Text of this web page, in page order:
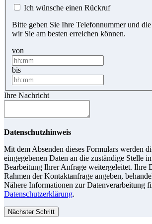
Ich wünsche einen Rückruf
Bitte geben Sie Ihre Telefonnummer und
wir Sie am besten erreichen können.
von
bis
Ihre Nachricht
Datenschutzhinweis
Mit dem Absenden dieses Formulars werden
eingegebenen Daten an die zuständige Stelle
Bearbeitung Ihrer Anfrage weitergeleitet. Ihre
Rahmen der Kontaktanfrage angeben,
Nähere Informationen zur Datenverarbeitung
Datenschutzerklärung.
Nächster Schritt